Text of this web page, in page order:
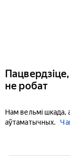
не робат
Нам вельмі шкада,
аўтаматычных.